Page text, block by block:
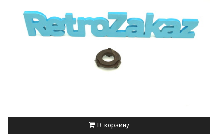
В корзину